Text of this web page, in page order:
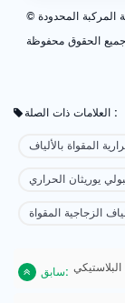
العلامات ذات الصلة :
المقواة بالألياف
الزجاجية المقواة
سابق: